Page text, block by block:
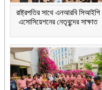
রাষ্ট্রপতির সাথে এনআরবি সিআইপি
এসোসিয়েশনের নেতৃবৃন্দের সাক্ষাত